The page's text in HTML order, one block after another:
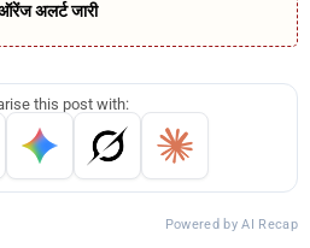
अलर्ट जारी
this post with:
Powered by AI Recap